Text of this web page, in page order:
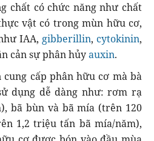
chất có chức năng như chất
vật có trong mùn hữu cơ,
IAA, gibberillin, cytokinin,
cản sự phân hủyauxin.
cung cấp phân hữu cơ mà bà
dụng dễ dàng như: rơm rạ
bã bùn và bã mía (trên 120
1,2 triệu tấn bã mía/năm),